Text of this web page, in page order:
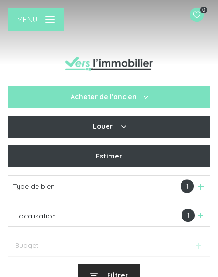
0
MENU
Acheter de l'ancien
Louer
Estimer
Type de bien 1
1
Localisation
Budget
Filtrer